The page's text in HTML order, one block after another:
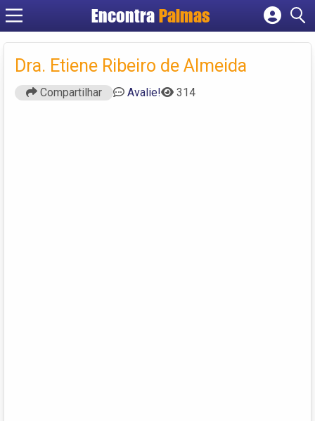
Encontra Palmas
Cadastrar empresa
Criar conta
Dra. Etiene Ribeiro de Almeida
Compartilhar Avalie! 314